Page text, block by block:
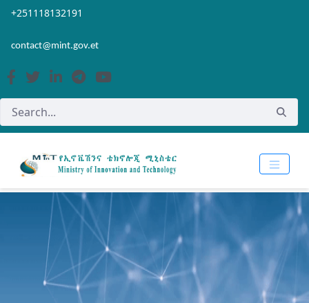
Skip to Main Content
Open Accessibility Menu
+251118132191
contact@mint.gov.et